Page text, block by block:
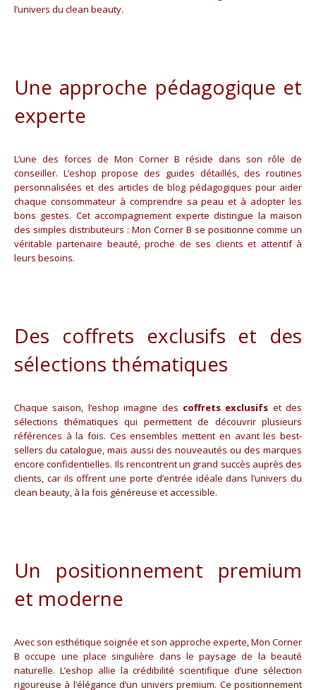
l’univers du clean beauty.
Une approche pédagogique et
experte
L’une des forces de Mon Corner B réside dans son rôle de
conseiller. L’eshop propose des guides détaillés, des routines
personnalisées et des articles de blog pédagogiques pour aider
chaque consommateur à comprendre sa peau et à adopter les
bons gestes. Cet accompagnement experte distingue la maison
des simples distributeurs : Mon Corner B se positionne comme un
véritable partenaire beauté, proche de ses clients et attentif à
leurs besoins.
Des coffrets exclusifs et des
sélections thématiques
Chaque saison, l’eshop imagine des coffrets exclusifs et des
sélections thématiques qui permettent de découvrir plusieurs
références à la fois. Ces ensembles mettent en avant les best-
sellers du catalogue, mais aussi des nouveautés ou des marques
encore confidentielles. Ils rencontrent un grand succès auprès des
clients, car ils offrent une porte d’entrée idéale dans l’univers du
clean beauty, à la fois généreuse et accessible.
Un positionnement premium
et moderne
Avec son esthétique soignée et son approche experte, Mon Corner
B occupe une place singulière dans le paysage de la beauté
naturelle. L’eshop allie la crédibilité scientifique d’une sélection
rigoureuse à l’élégance d’un univers premium. Ce positionnement